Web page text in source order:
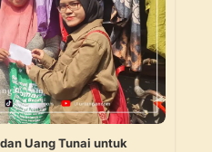
Uang Tunai untuk